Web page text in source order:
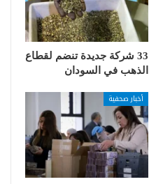
33 شركة جديدة تنضم لقطاع
الذهب في السودان
أخبار صحفية